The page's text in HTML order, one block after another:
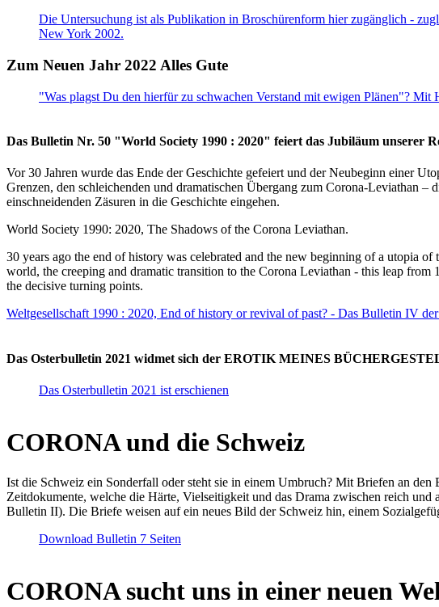
Die Untersuchung ist als Publikation in Broschürenform hier zugänglich -
New York 2002.
Zum Neuen Jahr 2022 Alles Gute
"Was plagst Du den hierfür zu schwachen Verstand mit ewigen Plänen"?
Das Bulletin Nr. 50 "World Society 1990 : 2020" feiert das Jubiläum unserer
Vor 30 Jahren wurde das Ende der Geschichte gefeiert und der Neubeginn einer
Grenzen, den schleichenden und dramatischen Übergang zum Corona-Leviathan
einschneidenden Zäsuren in die Geschichte eingehen.
World Society 1990: 2020, The Shadows of the Corona Leviathan.
30 years ago the end of history was celebrated and the new beginning of a utopia
world, the creeping and dramatic transition to the Corona Leviathan - this leap
the decisive turning points.
Weltgesellschaft 1990 : 2020, End of history or revival of past? - Das Bulletin IV
Das Osterbulletin 2021 widmet sich der EROTIK MEINES
Das Osterbulletin 2021 ist erschienen
CORONA und die Schweiz
Ist die Schweiz ein Sonderfall oder steht sie in einem Umbruch? Mit Briefen an
Zeitdokumente, welche die Härte, Vielseitigkeit und das Drama zwischen reich
Bulletin II). Die Briefe weisen auf ein neues Bild der Schweiz hin, einem
Download Bulletin 7 Seiten
CORONA sucht uns in einer neuen